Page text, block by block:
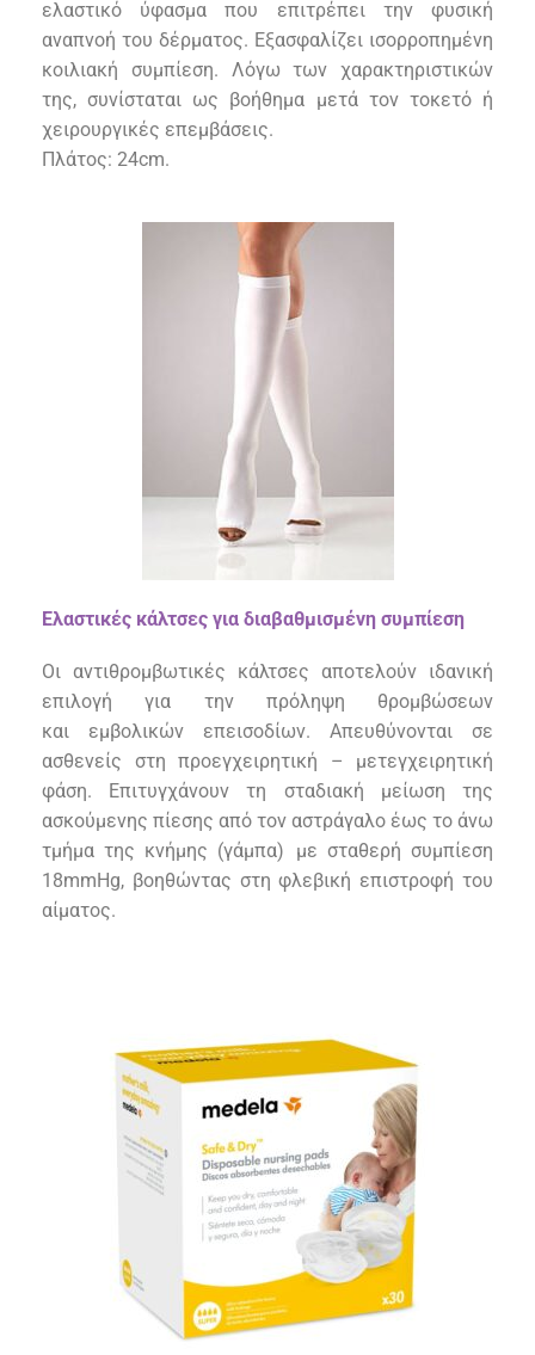
ελαστικό ύφασμα που επιτρέπει την φυσική
αναπνοή του δέρματος. Εξασφαλίζει ισορροπημένη
κοιλιακή συμπίεση. Λόγω των χαρακτηριστικών
της, συνίσταται ως βοήθημα μετά τον τοκετό ή
χειρουργικές επεμβάσεις.
Πλάτος: 24cm.
Ελαστικές κάλτσες για διαβαθμισμένη συμπίεση
Οι αντιθρομβωτικές κάλτσες αποτελούν ιδανική
επιλογή για την πρόληψη θρομβώσεων
και
εμβολικών επεισοδίων. Απευθύνονται σε
ασθενείς στη προεγχειρητική – μετεγχειρητική
φάση. Επιτυγχάνουν τη σταδιακή μείωση της
ασκούμενης πίεσης από τον αστράγαλο έως το άνω
τμήμα της κνήμης (γάμπα) με σταθερή συμπίεση
18mmHg, βοηθώντας στη φλεβική επιστροφή του
αίματος.